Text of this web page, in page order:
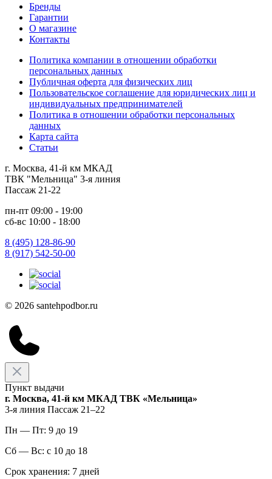
Бренды
Гарантии
О магазине
Контакты
Политика компании в отношении обработки
персональных данных
Публичная оферта для физических лиц
Пользовательское соглашение для юридических лиц и
индивидуальных предпринимателей
Политика в отношении обработки персональных
данных
Карта сайта
Статьи
г. Москва, 41-й км МКАД
ТВК "Мельница" 3-я линия
Пассаж 21-22
пн-пт 09:00 - 19:00
сб-вс 10:00 - 18:00
8 (495) 128-86-90
8 (917) 542-50-00
© 2026 santehpodbor.ru
Пункт выдачи
г. Москва, 41-й км МКАД ТВК «Мельница»
3-я линия Пассаж 21–22
Пн — Пт: 9 до 19
Сб — Вс: с 10 до 18
Срок хранения: 7 дней